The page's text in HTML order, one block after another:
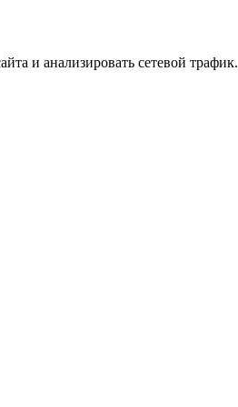
и анализировать сетевой трафик.